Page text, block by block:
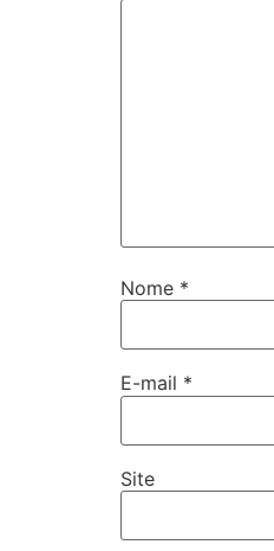
Nome *
E-mail *
Site